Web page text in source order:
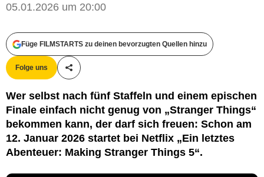
05.01.2026 um 20:00
Füge FILMSTARTS zu deinen bevorzugten Quellen hinzu
Folge uns
Teile diesen Artikel
Wer selbst nach fünf Staffeln und einem epischen
Finale einfach nicht genug von „Stranger Things“
bekommen kann, der darf sich freuen: Schon am
12. Januar 2026 startet bei Netflix „Ein letztes
Abenteuer: Making Stranger Things 5“.